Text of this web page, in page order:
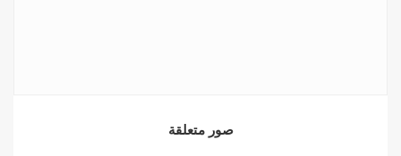
صور متعلقة